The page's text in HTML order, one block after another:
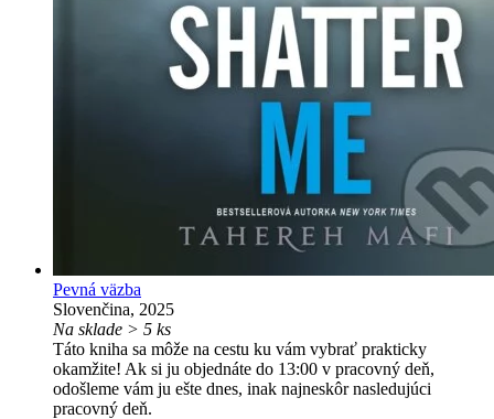
Pevná väzba
Slovenčina, 2025
Na sklade > 5 ks
Táto kniha sa môže na cestu ku vám vybrať prakticky
okamžite! Ak si ju objednáte do 13:00 v pracovný deň,
odošleme vám ju ešte dnes, inak najneskôr nasledujúci
pracovný deň.